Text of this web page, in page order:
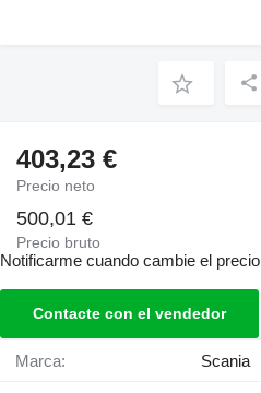
403,23 €
Precio neto
500,01 €
Precio bruto
Notificarme cuando cambie el precio
Contacte con el vendedor
Marca: Scania